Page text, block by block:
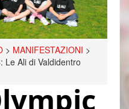
> MANIFESTAZIONI >
Le Ali di Valdidentro